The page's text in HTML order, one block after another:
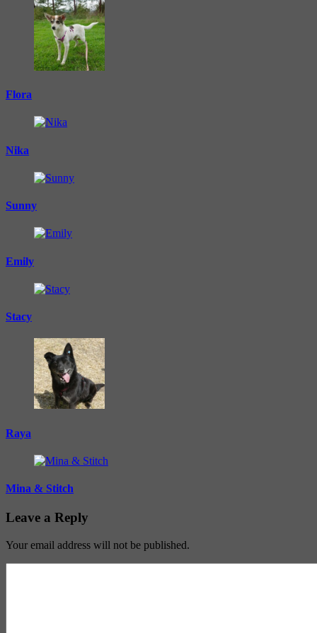
Flora
Nika
Sunny
Emily
Stacy
Raya
Mina & Stitch
Leave a Reply
Your email address will not be published.